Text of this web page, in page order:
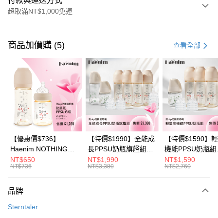
超取滿NT$1,000免運
信用卡一次付款
信用卡分期付款
3 期 0 利率 每期 NT$230 21家銀行
合作金庫商業銀行
第一商業銀行
華南商業銀行
彰化商業銀行
上海商業儲蓄銀行
台北富邦商業銀行
國泰世華商業銀行
兆豐國際商業銀行
臺灣中小企業銀行
台中商業銀行
匯豐（台灣）商業銀行
華泰商業銀行
遠東國際商業銀行
元大商業銀行
台灣樂天信用卡公司
6 期 0 利率 每期NT$115 21家銀行
合作金庫商業銀行
第一商業銀行
華南商業銀行
彰化商業銀行
上海商業儲蓄銀行
台北富邦商業銀行
國泰世華商業銀行
兆豐國際商業銀行
臺灣中小企業銀行
台中商業銀行
匯豐（台灣）商業銀行
華泰商業銀行
聯邦商業銀行
玉山商業銀行
台灣樂天信用卡公司
超商取貨付款
LINE Pay
Apple Pay
悠遊付
商品加價購 (5) 查看全部
【優惠價$736】
Haenim NOTHING™
多合一PPSU防脹氣奶
瓶 2入組
NT$650
NT$736
【特價$1990】全能成
長PPSU奶瓶旗艦組
(PPSU奶瓶
250ml*4+玻璃奶瓶
NT$1,990
NT$3,380
【特價$1590】
機能PPSU奶瓶組
(PPSU奶瓶
250ml*4+玻璃奶
NT$1,590
NT$2,760
品牌
Sterntaler